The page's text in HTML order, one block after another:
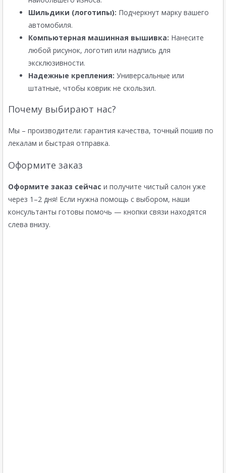
Шильдики (логотипы): Подчеркнут марку вашего
автомобиля.
Компьютерная машинная вышивка: Нанесите
любой рисунок, логотип или надпись для
эксклюзивности.
Надежные крепления: Универсальные или
штатные, чтобы коврик не скользил.
Почему выбирают нас?
Мы – производители: гарантия качества, точный пошив по
лекалам и быстрая отправка.
Оформите заказ
Оформите заказ сейчас и получите чистый салон уже
через 1–2 дня! Если нужна помощь с выбором, наши
консультанты готовы помочь — кнопки связи находятся
слева внизу.